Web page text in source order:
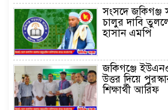
সংসদে জকিগঞ্জ
চালুর দাবি
হাসান এমপি
জকিগঞ্জে
উত্তর দিয়ে
শিক্ষার্থী আরিফ